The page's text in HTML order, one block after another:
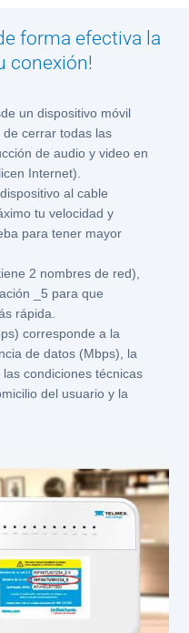
forma efectiva la
conexión!
un dispositivo móvil
cerrar todas las
de audio y video en
Internet).
al cable
tu velocidad y
para tener mayor
2 nombres de red),
_5 para que
rápida.
corresponde a la
de datos (Mbps), la
condiciones técnicas
del usuario y la